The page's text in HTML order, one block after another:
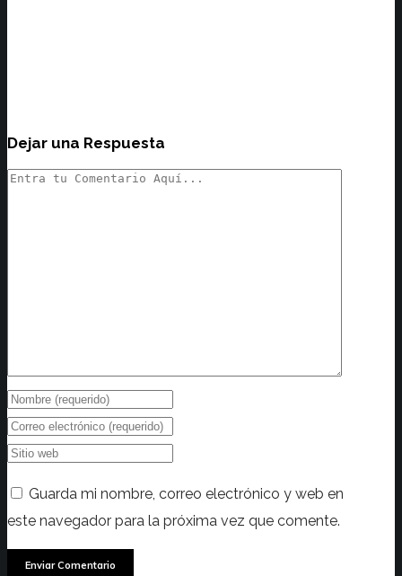
Dejar una Respuesta
Guarda mi nombre, correo electrónico y web en
este navegador para la próxima vez que comente.